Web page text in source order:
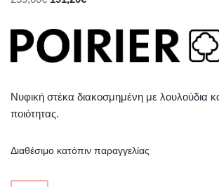
Νυφική στέκα διακοσμημένη με λουλούδια
ποιότητας.
Διαθέσιμο κατόπιν παραγγελίας